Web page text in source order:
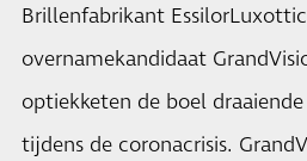
Brillenfabrikant
overnamekandidaat
optiekketen de boel
tijdens de coronacrisis.